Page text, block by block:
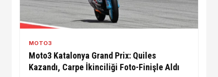
MOTO3
Moto3 Katalonya Grand Prix: Quiles
Kazandı, Carpe İkinciliği Foto-Finişle Aldı